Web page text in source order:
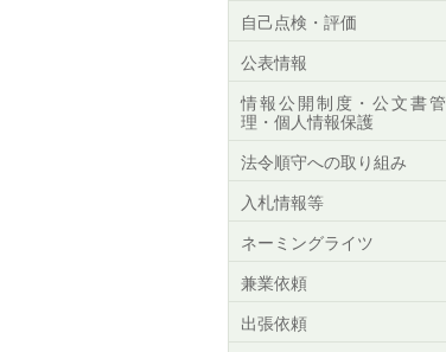
自己点検・評価
公表情報
情報公開制度・公文書管
理・個人情報保護
法令順守への取り組み
入札情報等
ネーミングライツ
兼業依頼
出張依頼